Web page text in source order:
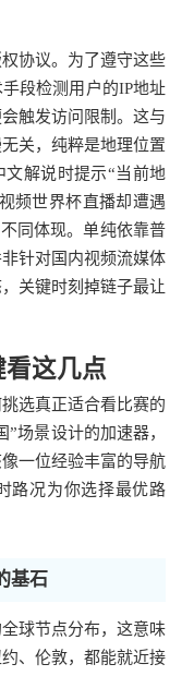
协议。为了遵守这些
段检测用户的IP地址
触发访问限制。这与
关，纯粹是地理位置
文解说时提示“当前地
频世界杯直播却遭遇
同体现。单纯依靠普
针对国内视频流媒体
关键时刻掉链子最让
这几点
选真正适合看比赛的
场景设计的加速器，
一位经验丰富的导航
路况为你选择最优路
基石
球节点分布，这意味
、伦敦，都能就近接